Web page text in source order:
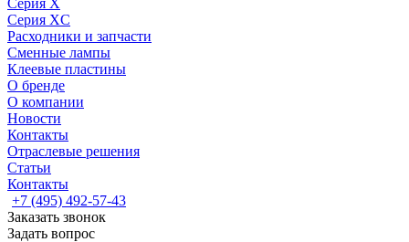
Серия X
Серия XC
Расходники и запчасти
Сменные лампы
Клеевые пластины
О бренде
О компании
Новости
Контакты
Отраслевые решения
Статьи
Контакты
+7 (495) 492-57-43
Заказать звонок
Задать вопрос